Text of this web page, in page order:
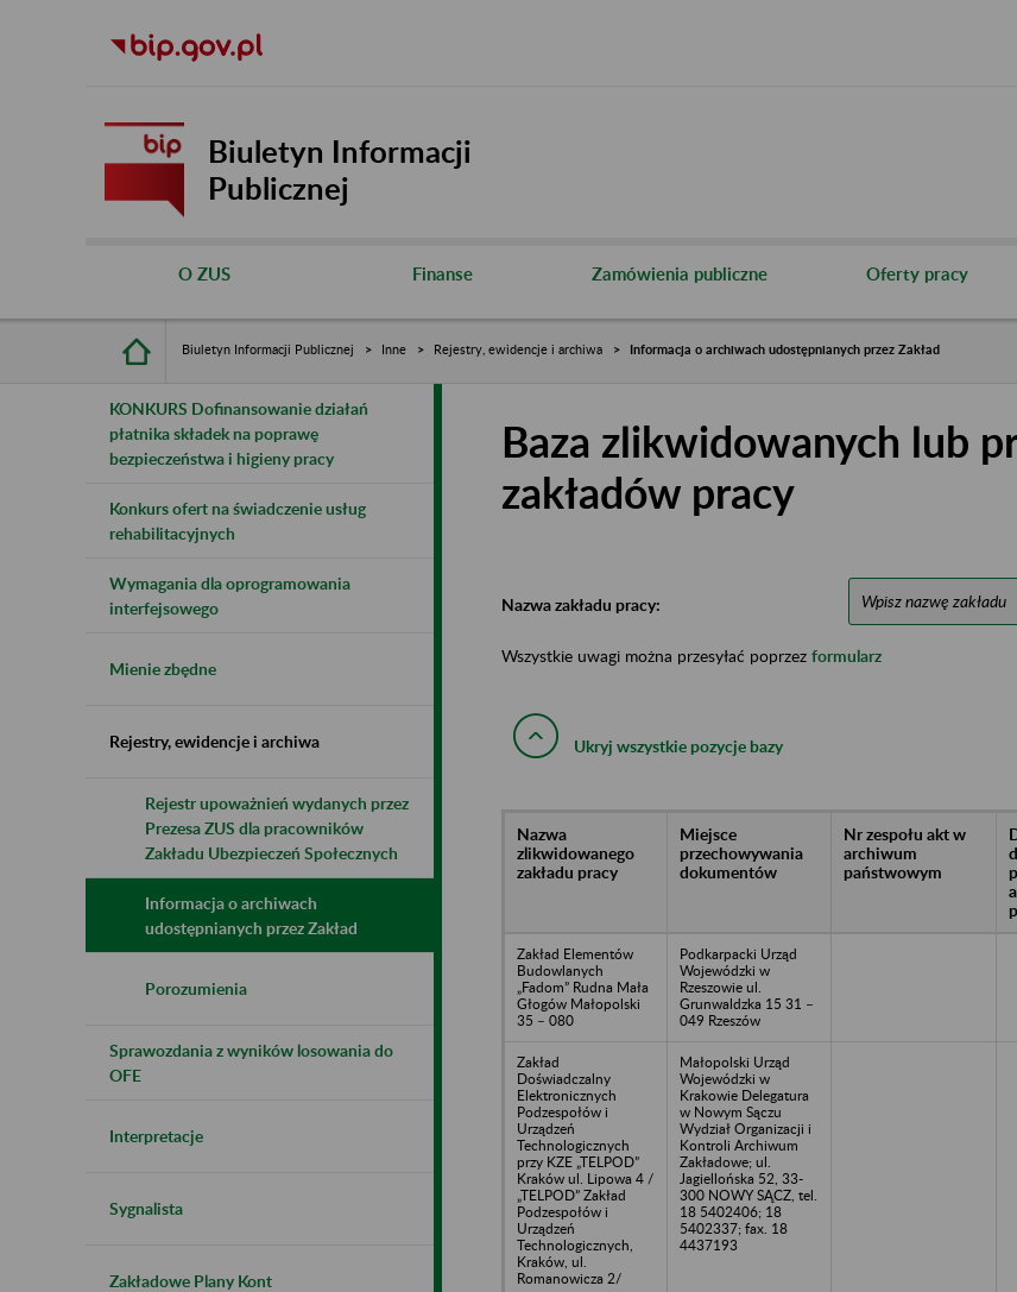
Biuletyn Informacji
Publicznej
O ZUS Finanse Zamówienia publiczne Oferty pracy
Biuletyn Informacji Publicznej Inne Rejestry, ewidencje i archiwa Informacja o archiwach udostępnianych przez Zakład
KONKURS Dofinansowanie działań
płatnika składek na poprawę
bezpieczeństwa i higieny pracy
Konkurs ofert na świadczenie usług
rehabilitacyjnych
Wymagania dla oprogramowania
interfejsowego
Mienie zbędne
Rejestry, ewidencje i archiwa
Rejestr upoważnień wydanych przez
Prezesa ZUS dla pracowników
Zakładu Ubezpieczeń Społecznych
Informacja o archiwach
udostępnianych przez Zakład
Porozumienia
Sprawozdania z wyników losowania do
OFE
Interpretacje
Sygnalista
Zakładowe Plany Kont
Baza zlikwidowanych lub
zakładów pracy
Nazwa zakładu pracy:
Wszystkie uwagi można przesyłać poprzez formularz
Ukryj wszystkie pozycje bazy
Nazwa
zlikwidowanego
zakładu pracy
Miejsce
przechowywania
dokumentów
Nr zespołu akt w
archiwum
państwowym
Zakład Elementów
Budowlanych
„Fadom” Rudna Mała
Głogów Małopolski
35 – 080
Podkarpacki Urząd
Wojewódzki w
Rzeszowie ul.
Grunwaldzka 15 31 –
049 Rzeszów
Zakład
Doświadczalny
Elektronicznych
Podzespołów i
Urządzeń
Technologicznych
przy KZE „TELPOD”
Kraków ul. Lipowa 4 /
„TELPOD” Zakład
Podzespołów i
Urządzeń
Technologicznych,
Kraków, ul.
Romanowicza 2/
Małopolski Urząd
Wojewódzki w
Krakowie Delegatura
w Nowym Sączu
Wydział Organizacji i
Kontroli Archiwum
Zakładowe; ul.
Jagiellońska 52, 33-
300 NOWY SĄCZ, tel.
18 5402406; 18
5402337; fax. 18
4437193